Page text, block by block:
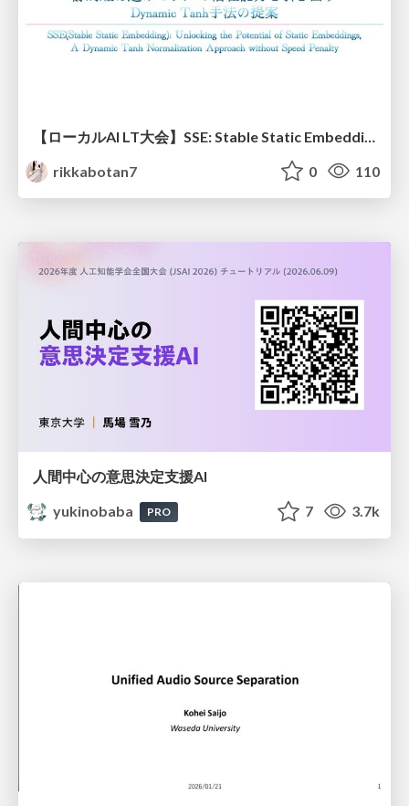
rikkabotan7
0 110
人間中心の意思決定支援AI
yukinobaba
PRO 7 3.7k